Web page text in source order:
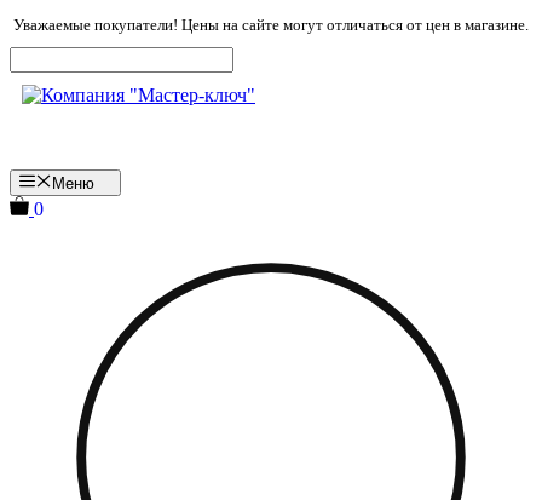
Перейти
к
содержимому
Уважаемые покупатели! Цены на сайте могут отличаться от цен в магазине.
Меню
0